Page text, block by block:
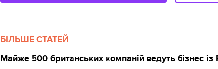
БІЛЬШЕ СТАТЕЙ
Майже 500 британських компаній ведуть бізнес